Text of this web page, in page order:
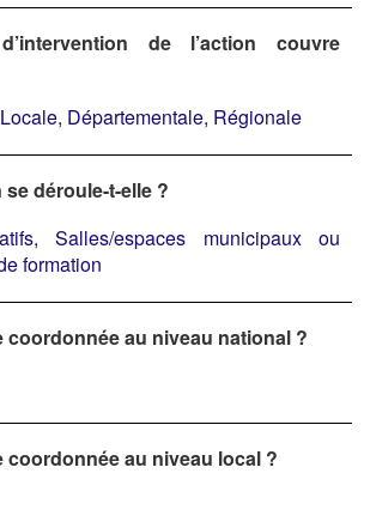
de l’action couvre
Départementale, Régionale
déroule-t-elle ?
Salles/espaces municipaux ou
formation
coordonnée au niveau national ?
coordonnée au niveau local ?